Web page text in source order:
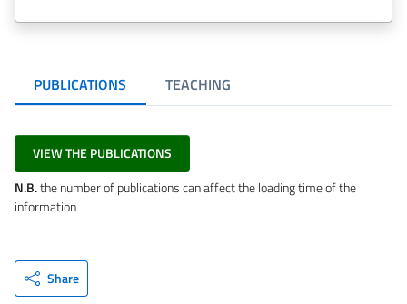
PUBLICATIONS TEACHING
VIEW THE PUBLICATIONS
N.B.the number of publications can affect the loading time of the
information
Share